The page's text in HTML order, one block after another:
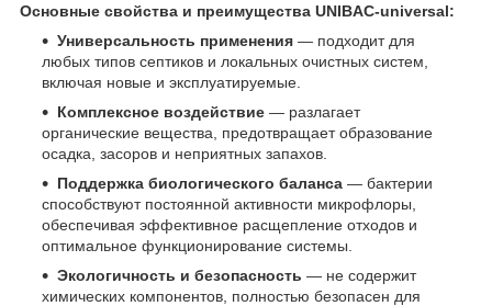
Основные свойства и преимущества UNIBAC-universal:
Универсальность применения — подходит для
любых типов септиков и локальных очистных систем,
включая новые и эксплуатируемые.
Комплексное воздействие — разлагает
органические вещества, предотвращает образование
осадка, засоров и неприятных запахов.
Поддержка биологического баланса — бактерии
способствуют постоянной активности микрофлоры,
обеспечивая эффективное расщепление отходов и
оптимальное функционирование системы.
Экологичность и безопасность — не содержит
химических компонентов, полностью безопасен для